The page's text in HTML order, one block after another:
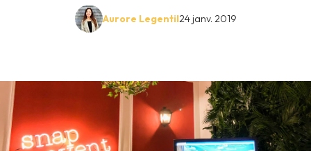
24 janv. 2019
Aurore Legentil